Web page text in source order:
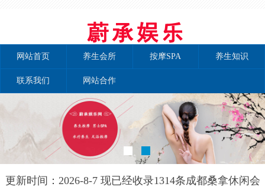
网站首页 养生会所 按摩SPA 养生知识
联系我们 网站合作
更新时间：2026-8-7 现已经收录1314条成都桑拿休闲会